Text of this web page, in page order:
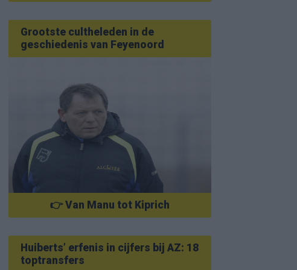
Grootste cultheleden in de
geschiedenis van Feyenoord
👉 Van Manu tot Kiprich
Huiberts’ erfenis in cijfers bij AZ: 18
toptransfers